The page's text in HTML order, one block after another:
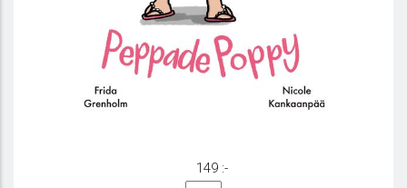
Känslor - Peppade Poppy
149 :-